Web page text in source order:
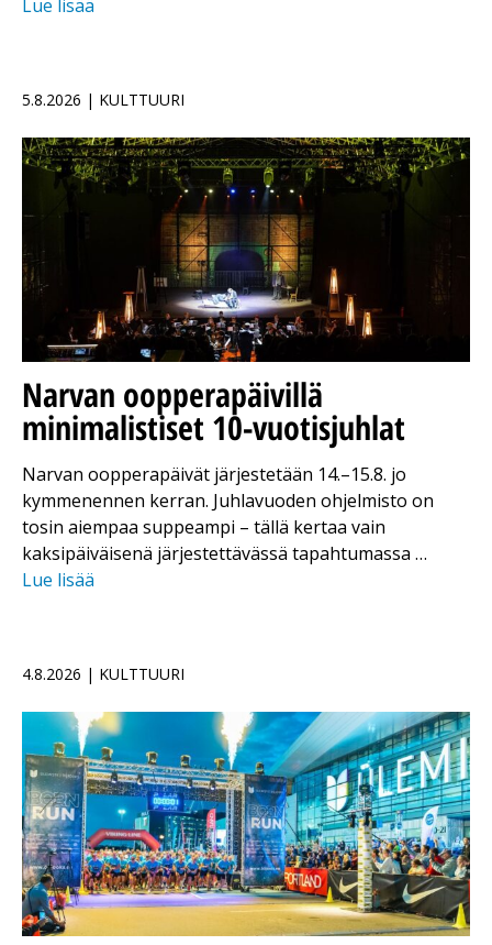
Lue lisää
5.8.2026 | KULTTUURI
Narvan oopperapäivillä
minimalistiset 10-vuotisjuhlat
Narvan oopperapäivät järjestetään 14.–15.8. jo
kymmenennen kerran. Juhlavuoden ohjelmisto on
tosin aiempaa suppeampi – tällä kertaa vain
kaksipäiväisenä järjestettävässä tapahtumassa …
Lue lisää
4.8.2026 | KULTTUURI